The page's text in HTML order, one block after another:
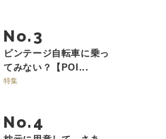
No.
ビンテージ自転車に乗っ
てみない？【POI...
特集
No.